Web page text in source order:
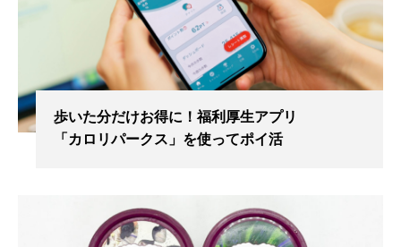
歩いた分だけお得に！福利厚生アプリ
「カロリパークス」を使ってポイ活